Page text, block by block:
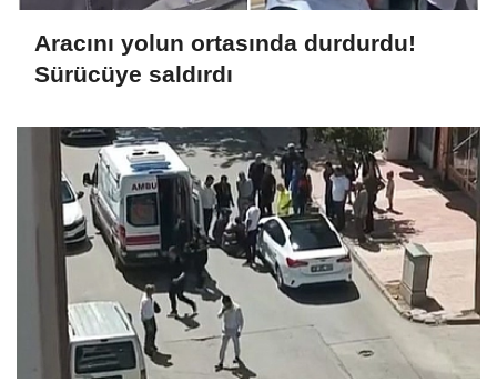
Aracını yolun ortasında durdurdu!
Sürücüye saldırdı